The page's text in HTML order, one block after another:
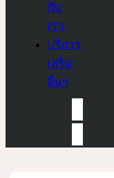
กับ
เรา
บริการ
เสริม
อื่นๆ